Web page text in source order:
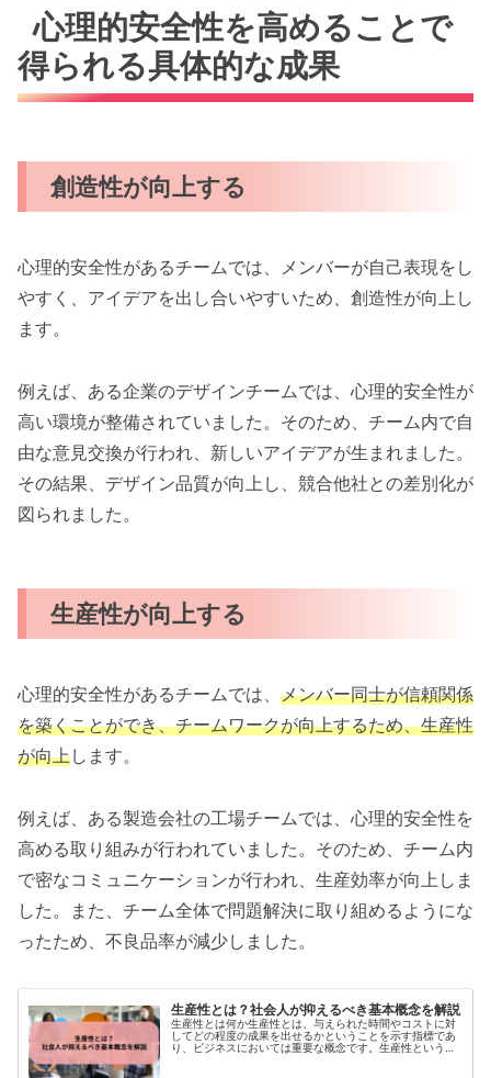
心理的安全性を高めることで
得られる具体的な成果
創造性が向上する
心理的安全性があるチームでは、メンバーが自己表現をし
やすく、アイデアを出し合いやすいため、創造性が向上し
ます。
例えば、ある企業のデザインチームでは、心理的安全性が
高い環境が整備されていました。そのため、チーム内で自
由な意見交換が行われ、新しいアイデアが生まれました。
その結果、デザイン品質が向上し、競合他社との差別化が
図られました。
生産性が向上する
心理的安全性があるチームでは、 メンバー同士が信頼関係
を築くことができ、チームワークが向上するため、生産性
が向上します。
例えば、ある製造会社の工場チームでは、心理的安全性を
高める取り組みが行われていました。そのため、チーム内
で密なコミュニケーションが行われ、生産効率が向上しま
した。また、チーム全体で問題解決に取り組めるようにな
ったため、不良品率が減少しました。
生産性とは？社会人が抑えるべき基本概念を解説
生産性とは何か生産性とは、与えられた時間やコストに対
してどの程度の成果を出せるかということを示す指標であ
り、ビジネスにおいては重要な概念です。生産性という言